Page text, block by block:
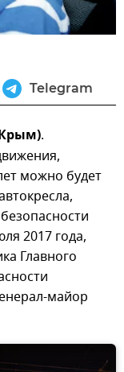
Telegram
.
можно будет
2017 года,
Главного
майор